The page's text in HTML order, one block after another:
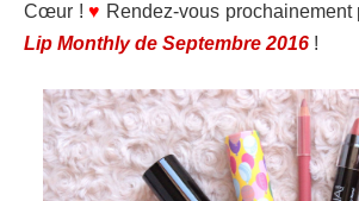
Cœur ! ♥ Rendez-vous prochainement
Lip Monthly de Septembre 2016 !